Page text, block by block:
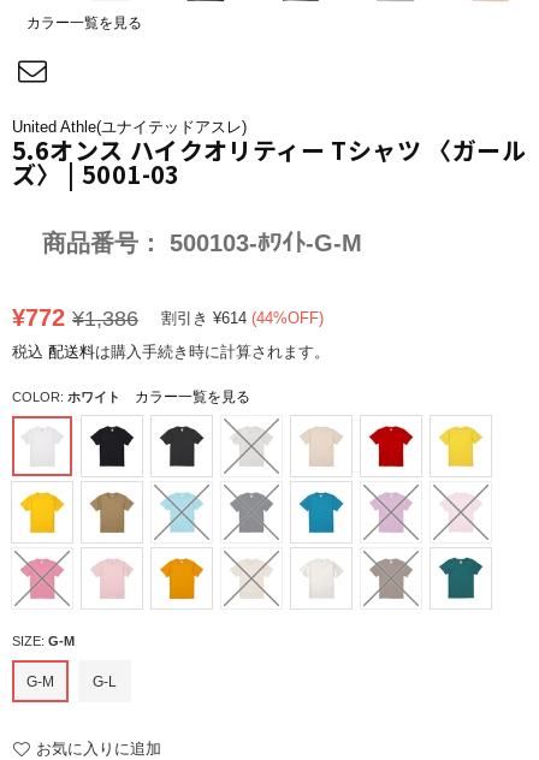
カラー一覧を見る
United Athle(ユナイテッドアスレ)
5.6オンス ハイクオリティー Tシャツ 〈ガール
ズ〉 | 5001-03
商品番号： 500103-ﾎﾜｲﾄ-G-M
定
価
¥772 ¥1,386 割引き ¥614 (44%OFF)
税込 配送料は購入手続き時に計算されます。
COLOR: ホワイト カラー一覧を見る
SIZE: G-M
G-M G-L
お気に入りに追加